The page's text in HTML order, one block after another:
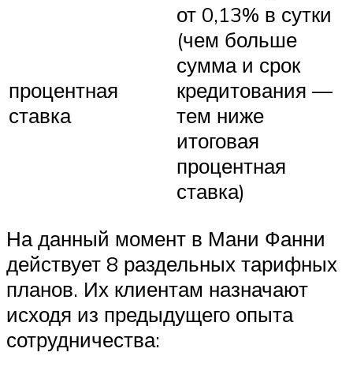
процентная
ставка
от 0,13% в сутки
(чем больше
сумма и срок
кредитования —
тем ниже
итоговая
процентная
ставка)
На данный момент в Мани Фанни
действует 8 раздельных тарифных
планов. Их клиентам назначают
исходя из предыдущего опыта
сотрудничества: